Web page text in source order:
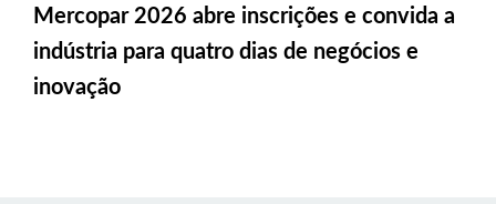
Mercopar 2026 abre inscrições e convida a
indústria para quatro dias de negócios e
inovação